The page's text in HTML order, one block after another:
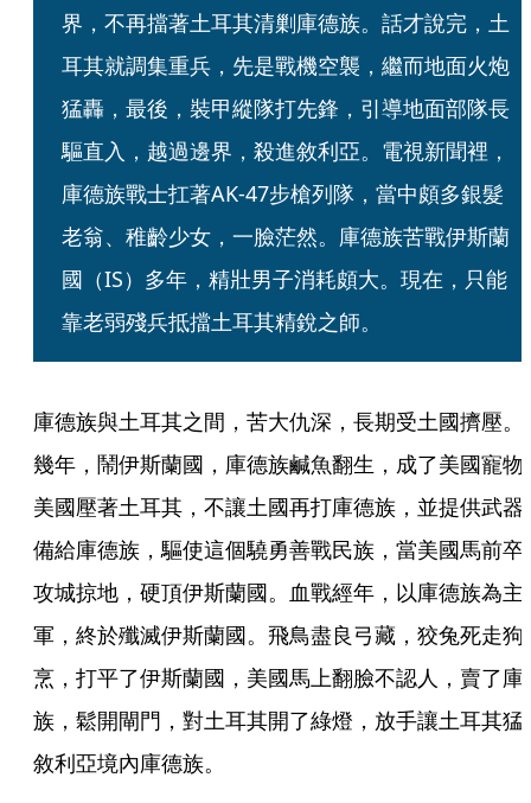
界，不再擋著土耳其清剿庫德族。話才說完，土
耳其就調集重兵，先是戰機空襲，繼而地面火炮
猛轟，最後，裝甲縱隊打先鋒，引導地面部隊長
驅直入，越過邊界，殺進敘利亞。電視新聞裡，
庫德族戰士扛著AK-47步槍列隊，當中頗多銀髮
老翁、稚齡少女，一臉茫然。庫德族苦戰伊斯蘭
國（IS）多年，精壯男子消耗頗大。現在，只能
靠老弱殘兵抵擋土耳其精銳之師。
庫德族與土耳其之間，苦大仇深，長期受土國擠壓。
幾年，鬧伊斯蘭國，庫德族鹹魚翻生，成了美國寵物
美國壓著土耳其，不讓土國再打庫德族，並提供武器
備給庫德族，驅使這個驍勇善戰民族，當美國馬前卒
攻城掠地，硬頂伊斯蘭國。血戰經年，以庫德族為主
軍，終於殲滅伊斯蘭國。飛鳥盡良弓藏，狡兔死走狗
烹，打平了伊斯蘭國，美國馬上翻臉不認人，賣了庫
族，鬆開閘門，對土耳其開了綠燈，放手讓土耳其猛
敘利亞境內庫德族。